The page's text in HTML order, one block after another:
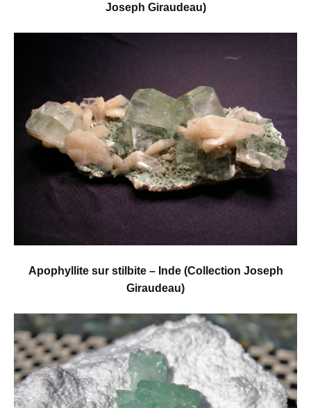
Joseph Giraudeau)
Apophyllite sur stilbite – Inde (Collection Joseph
Giraudeau)